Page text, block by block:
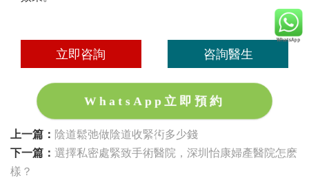
立即咨詢 咨詢醫生
WhatsApp立即預約
上一篇： 陰道鬆弛做陰道收緊術多少錢
下一篇： 選擇私密處緊致手術醫院，深圳怡康婦產醫院怎麽
樣？